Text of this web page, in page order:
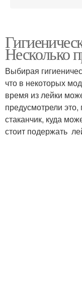
Душ для
Несколько
Выбирая
что в некоторых
время из лейки
предусмотрели
стаканчик, куда
стоит подержать